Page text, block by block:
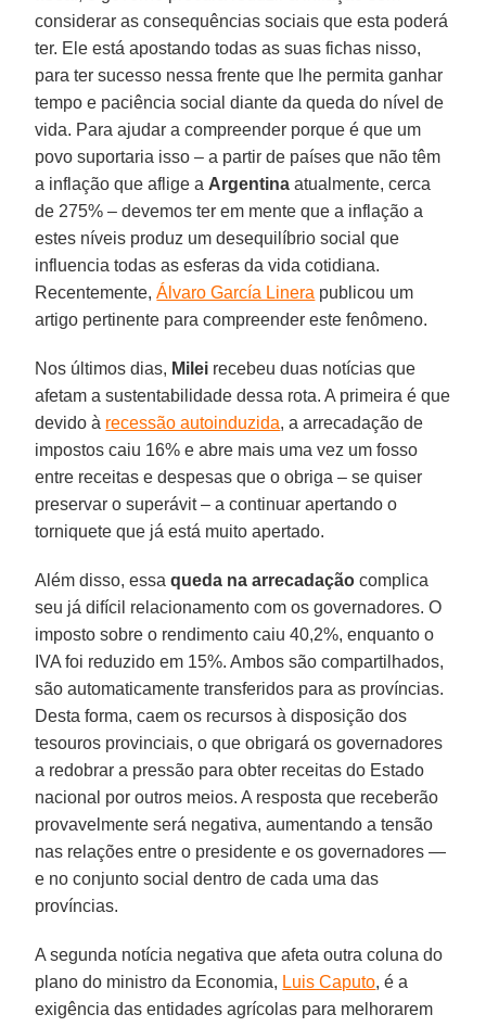
considerar as consequências sociais que esta poderá
ter. Ele está apostando todas as suas fichas nisso,
para ter sucesso nessa frente que lhe permita ganhar
tempo e paciência social diante da queda do nível de
vida. Para ajudar a compreender porque é que um
povo suportaria isso – a partir de países que não têm
a inflação que aflige a Argentina atualmente, cerca
de 275% – devemos ter em mente que a inflação a
estes níveis produz um desequilíbrio social que
influencia todas as esferas da vida cotidiana.
Recentemente,Álvaro García Linera publicou um
artigo pertinente para compreender este fenômeno.
Nos últimos dias, Milei recebeu duas notícias que
afetam a sustentabilidade dessa rota. A primeira é que
devido à recessão autoinduzida, a arrecadação de
impostos caiu 16% e abre mais uma vez um fosso
entre receitas e despesas que o obriga – se quiser
preservar o superávit – a continuar apertando o
torniquete que já está muito apertado.
Além disso, essaqueda na arrecadação complica
seu já difícil relacionamento com os governadores. O
imposto sobre o rendimento caiu 40,2%, enquanto o
IVA foi reduzido em 15%. Ambos são compartilhados,
são automaticamente transferidos para as províncias.
Desta forma, caem os recursos à disposição dos
tesouros provinciais, o que obrigará os governadores
a redobrar a pressão para obter receitas do Estado
nacional por outros meios. A resposta que receberão
provavelmente será negativa, aumentando a tensão
nas relações entre o presidente e os governadores —
e no conjunto social dentro de cada uma das
províncias.
A segunda notícia negativa que afeta outra coluna do
plano do ministro da Economia, Luis Caputo, é a
exigência das entidades agrícolas para melhorarem